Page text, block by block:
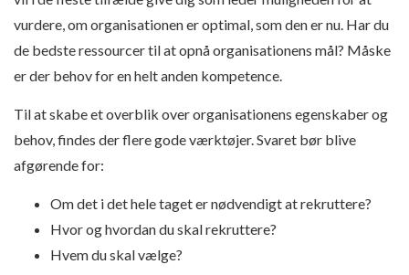
vurdere, om organisationen er optimal, som den er nu. Har du
de bedste ressourcer til at opnå organisationens mål? Måske
er der behov for en helt anden kompetence.
Til at skabe et overblik over organisationens egenskaber og
behov, findes der flere gode værktøjer. Svaret bør blive
afgørende for:
Om det i det hele taget er nødvendigt at rekruttere?
Hvor og hvordan du skal rekruttere?
Hvem du skal vælge?